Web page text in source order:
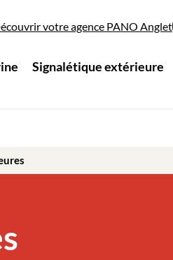
Signalétique extérieure
votre agence PANO Anglet